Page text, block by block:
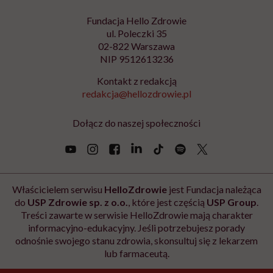
Fundacja Hello Zdrowie
ul. Poleczki 35
02-822 Warszawa
NIP 9512613236
Kontakt z redakcją
redakcja@hellozdrowie.pl
Dołącz do naszej społeczności
Właścicielem serwisu HelloZdrowiejest Fundacja należąca
do USP Zdrowie sp. z o.o. , które jest częścią USP Group
Treści zawarte w serwisie HelloZdrowie mają charakter
informacyjno-edukacyjny. Jeśli potrzebujesz porady
odnośnie swojego stanu zdrowia, skonsultuj się z lekarzem
lub farmaceutą.